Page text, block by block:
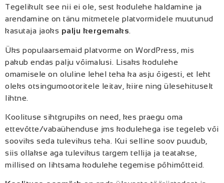
Tegelikult see nii ei ole, sest kodulehe haldamine ja
arendamine on tänu mitmetele platvormidele muutunud
kasutaja jaoks palju kergemaks.
Üks populaarsemaid platvorme on WordPress, mis
pakub endas palju võimalusi. Lisaks kodulehe
omamisele on oluline lehel teha ka asju õigesti, et leht
oleks otsingumootoritele leitav, kiire ning ülesehituselt
lihtne.
Koolituse sihtgrupiks on need, kes praegu oma
ettevõtte/vabaühenduse jms kodulehega ise tegeleb või
sooviks seda tulevikus teha. Kui selline soov puudub,
siis ollakse aga tulevikus targem tellija ja teatakse,
millised on lihtsama kodulehe tegemise põhimõtteid.